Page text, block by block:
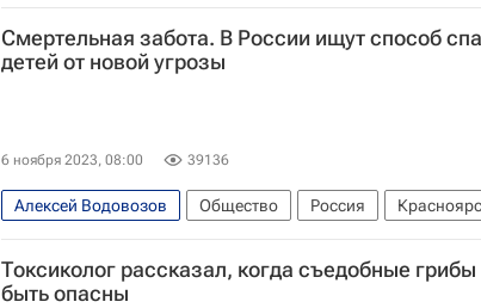
Смертельная забота. В России ищут способ
детей от новой угрозы
6 ноября 2023, 08:00 39136
Алексей Водовозов Общество Россия
Ирина Волынец
Госдума РФ Следственный
Токсиколог рассказал, когда съедобные грибы
быть опасны